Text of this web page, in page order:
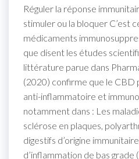
Réguler la réponse
stimuler ou la bloquer C’est
médicaments
que disent les études
littérature parue dans
(2020) confirme que le CBD
anti-inflammatoire et
notamment dans : Les
sclérose en plaques,
digestifs d’origine
d’inflammation de bas grade